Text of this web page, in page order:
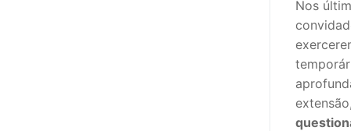
sindicalização
Legislação
Sectores
Nos
extensão,